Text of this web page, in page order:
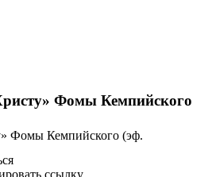
Фомы Кемпийского
Фомы Кемпийского (эф.